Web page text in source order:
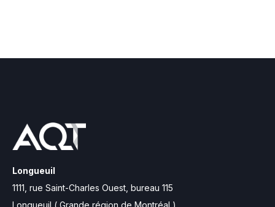
Longueuil
1111, rue Saint-Charles Ouest, bureau 115
Longueuil ( Grande région de Montréal )